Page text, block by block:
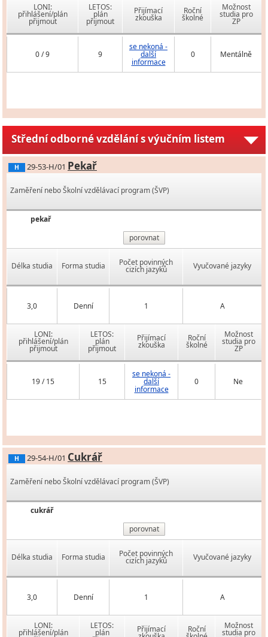
LONI:
přihlášení/plán
přijmout
LETOS:
plán
přijmout
Přijímací
zkouška
Roční
školné
Možnost
studia pro
ZP
0 / 9 9
se nekoná -
další
informace
0 Mentálně
Střední odborné vzdělání s výučním listem
H 29-53-H/01 Pekař
Zaměření nebo Školní vzdělávací program (ŠVP)
pekař
porovnat
Délka studia Forma studia Počet povinných
cizích jazyků Vyučované jazyky
3,0 Denní 1 A
LONI:
přihlášení/plán
přijmout
LETOS:
plán
přijmout
Přijímací
zkouška
Roční
školné
Možnost
studia pro
ZP
19 / 15 15
se nekoná -
další
informace
0 Ne
H 29-54-H/01 Cukrář
Zaměření nebo Školní vzdělávací program (ŠVP)
cukrář
porovnat
Délka studia Forma studia Počet povinných
cizích jazyků Vyučované jazyky
3,0 Denní 1 A
LONI:
přihlášení/plán
LETOS:
plán Přijímací Roční Možnost
studia pro